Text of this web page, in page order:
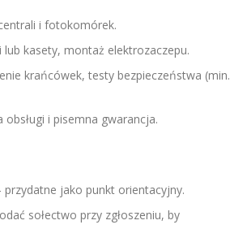
i fotokomórek.
kasety, montaż elektrozaczepu.
krańcówek, testy bezpieczeństwa (min.
i pisemna gwarancja.
jako punkt orientacyjny.
sołectwo przy zgłoszeniu, by